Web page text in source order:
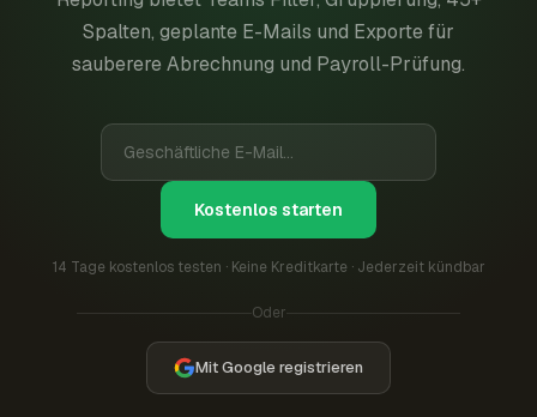
Spalten, geplante E-Mails und Exporte für
sauberere Abrechnung und Payroll-Prüfung.
Kostenlos starten
14 Tage kostenlos testen · Keine Kreditkarte · Jederzeit kündbar
Oder
Mit Google registrieren